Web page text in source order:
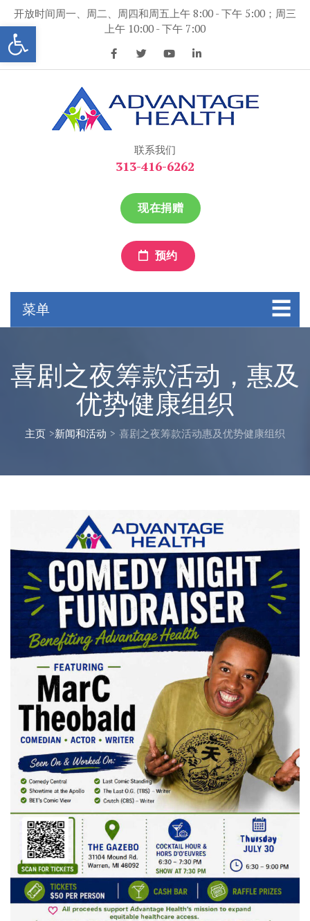
打开工具条
容
开放时间周一、周二、周四和周五上午 8:00 - 下午 5:00；周三
上午 10:00 - 下午 7:00
联系我们
313-416-6262
现在捐赠
预约
菜单
喜剧之夜筹款活动，惠及
优势健康组织
主页 >新闻和活动 > 喜剧之夜筹款活动惠及优势健康组织